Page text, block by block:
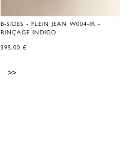
B-SIDES - PLEIN JEAN W004-IR -
RINÇAGE INDIGO
395,00 €
>>